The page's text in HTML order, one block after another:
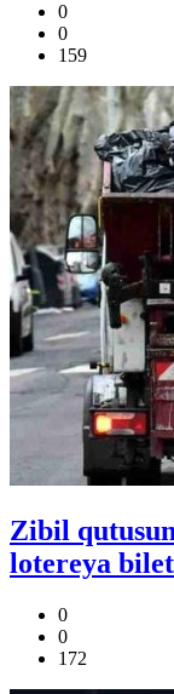
0
0
159
Zibil
lotereya
0
0
172